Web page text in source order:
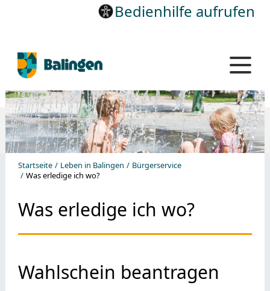
Bedienhilfe aufrufen
Startseite Leben in Balingen
Bürgerservice
Was erledige ich wo?
Was erledige ich wo?
Wahlschein beantragen